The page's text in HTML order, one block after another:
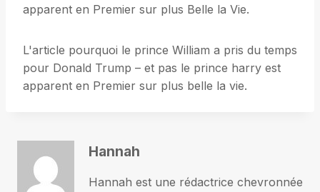
apparent en Premier sur plus Belle la Vie.
L'article pourquoi le prince William a pris du temps
pour Donald Trump – et pas le prince harry est
apparent en Premier sur plus belle la vie.
Hannah
Hannah est une rédactrice chevronnée